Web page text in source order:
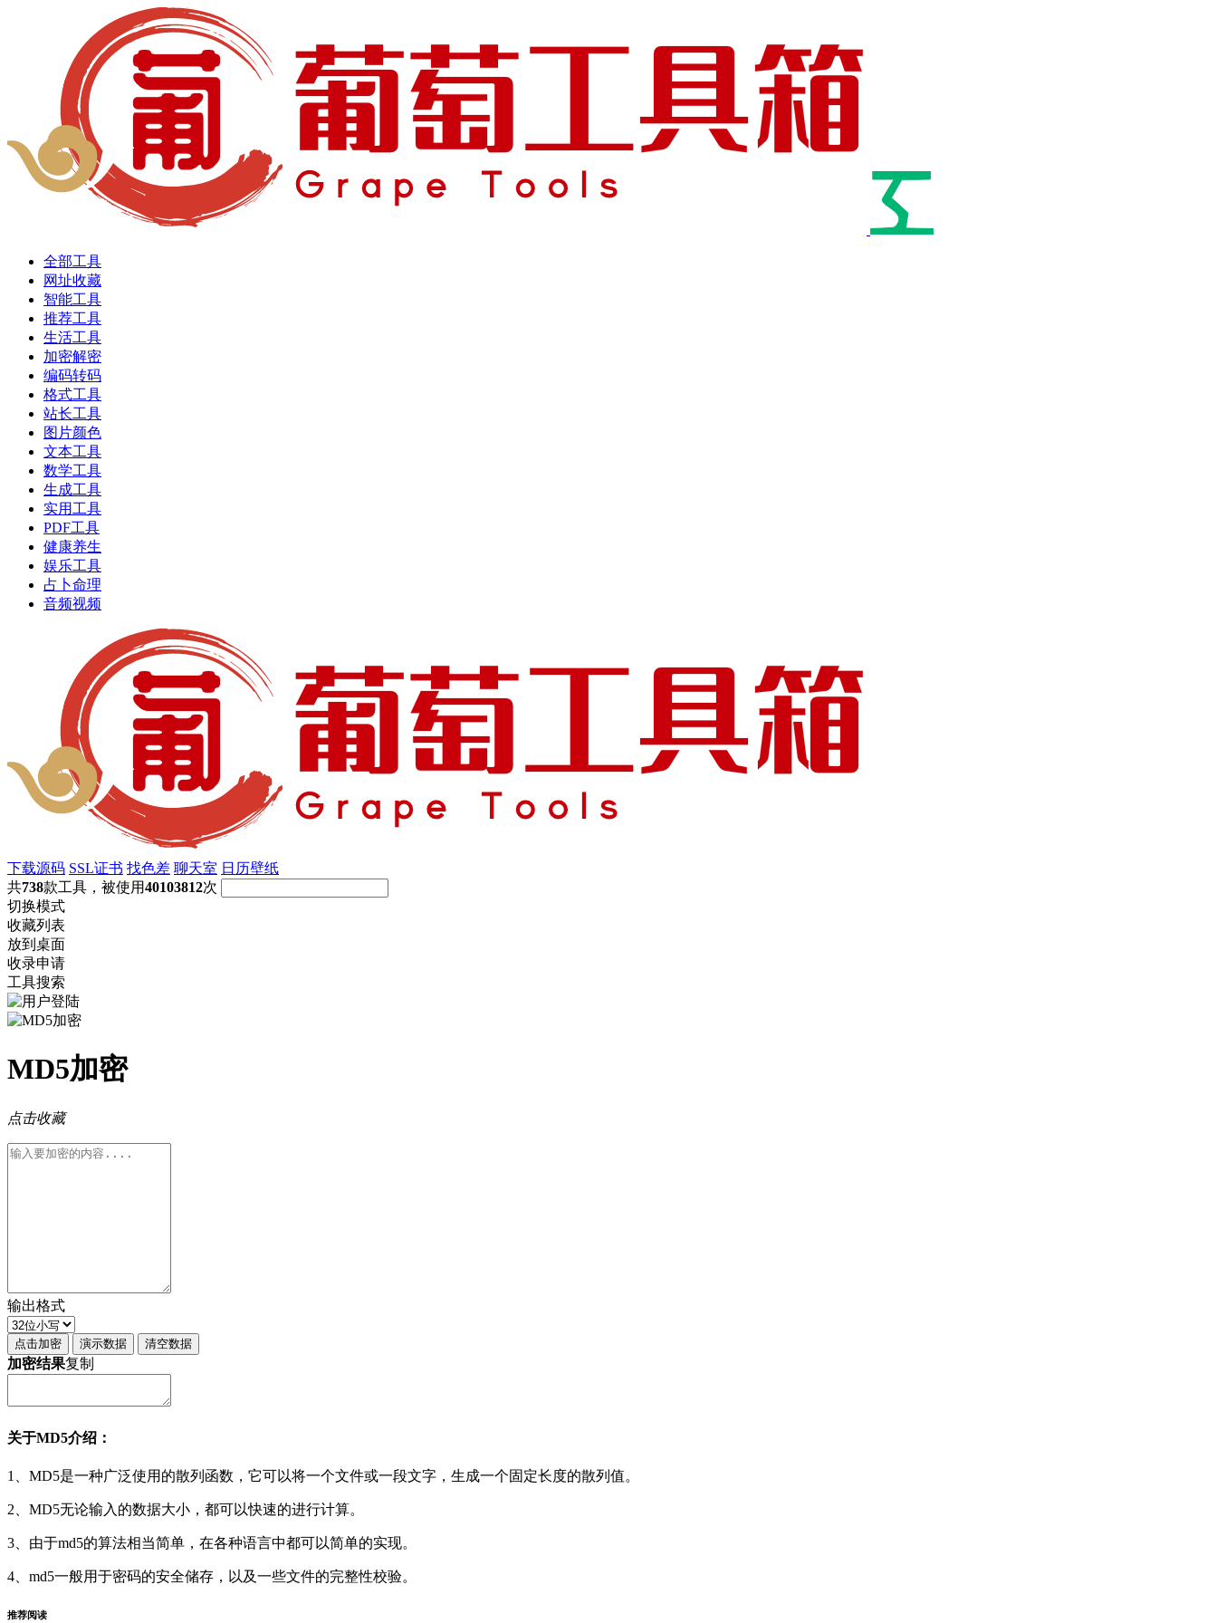
全部工具
网址收藏
智能工具
推荐工具
生活工具
加密解密
编码转码
格式工具
站长工具
图片颜色
文本工具
数学工具
生成工具
实用工具
PDF工具
健康养生
娱乐工具
占卜命理
音频视频
下载源码 SSL证书 找色差 聊天室 日历壁纸
共738款工具，被使用40103812次
切换模式
收藏列表
放到桌面
收录申请
工具搜索
MD5加密
点击收藏
输出格式
点击加密 演示数据 清空数据
加密结果复制
关于MD5介绍：
1、MD5是一种广泛使用的散列函数，它可以将一个文件或一段文字，生成一个固定长度的散列值。
2、MD5无论输入的数据大小，都可以快速的进行计算。
3、由于md5的算法相当简单，在各种语言中都可以简单的实现。
4、md5一般用于密码的安全储存，以及一些文件的完整性校验。
推荐阅读